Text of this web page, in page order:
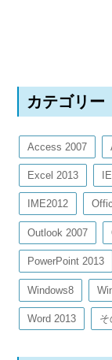
カテゴリー
Access 2007
Excel 2013
IME2012
Outlook 2007
PowerPoint 2013
Windows8
Word 2013 そ